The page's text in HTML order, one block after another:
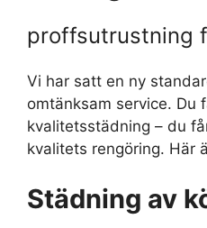
proffsutrustning
Vi har satt en ny
omtänksam service. Du
kvalitetsstädning – du
kvalitets rengöring. Här
Städning av